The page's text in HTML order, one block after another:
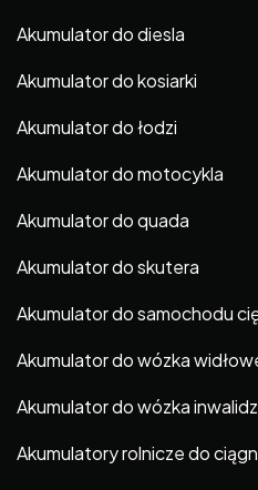
Akumulator do diesla
Akumulator do kosiarki
Akumulator do łodzi
Akumulator do motocykla
Akumulator do quada
Akumulator do skutera
Akumulator do samochodu
Akumulator do wózka
Akumulator do wózka
Akumulatory rolnicze do